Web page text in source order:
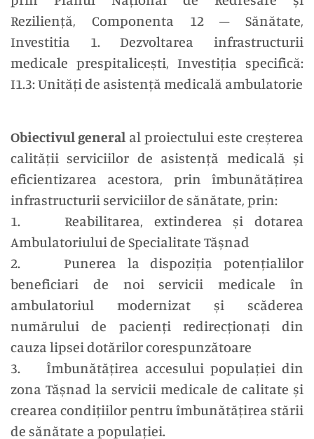
Reziliență, Componenta 12 – Sănătate,
Investitia 1. Dezvoltarea infrastructurii
medicale prespitalicești, Investiția specifică:
I1.3: Unități de asistență medicală ambulatorie
Obiectivul general al proiectului este creșterea
calității serviciilor de asistență medicală și
eficientizarea acestora, prin îmbunătățirea
infrastructurii serviciilor de sănătate, prin:
1. Reabilitarea, extinderea și dotarea
Ambulatoriului de Specialitate Tășnad
2. Punerea la dispoziția potențialilor
beneficiari de noi servicii medicale în
ambulatoriul modernizat și scăderea
numărului de pacienți redirecționați din
cauza lipsei dotărilor corespunzătoare
3. Îmbunătățirea accesului populației din
zona Tășnad la servicii medicale de calitate și
crearea condițiilor pentru îmbunătățirea stării
de sănătate a populației.